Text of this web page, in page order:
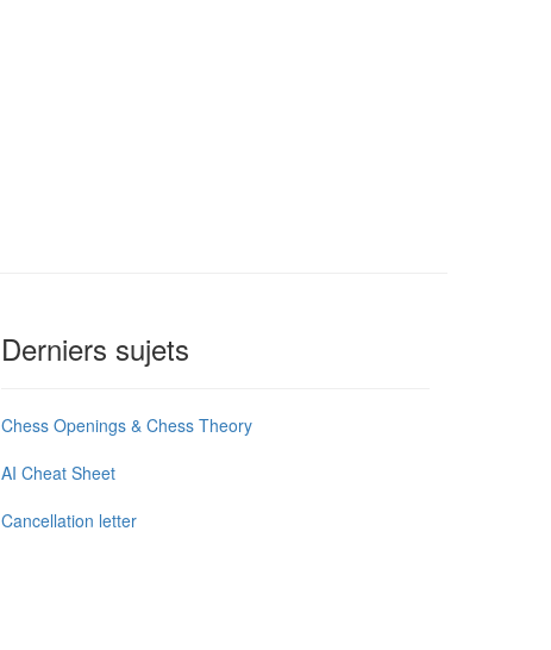
Derniers sujets
Chess Openings & Chess Theory
AI Cheat Sheet
Cancellation letter